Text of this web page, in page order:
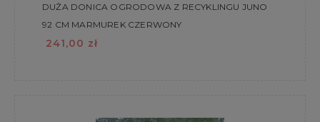
DUŻA DONICA OGRODOWA Z RECYKLINGU JUNO
92 CM MARMUREK CZERWONY
241,00 zł